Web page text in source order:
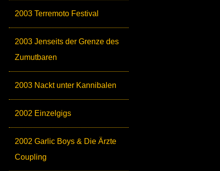
2003 Terremoto Festival
2003 Jenseits der Grenze des
Zumutbaren
2003 Nackt unter Kannibalen
2002 Einzelgigs
2002 Garlic Boys & Die Ärzte
Coupling